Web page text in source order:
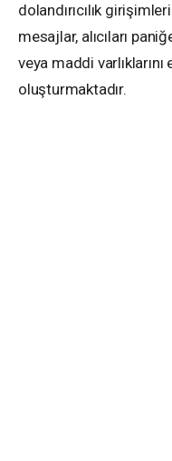
dolandırıcılık
mesajlar, alıcıları
veya maddi
oluşturmaktadır.